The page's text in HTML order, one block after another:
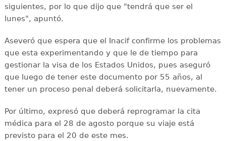
siguientes, por lo que dijo que "tendrá que ser el
lunes", apuntó.
Aseveró que espera que el Inacif confirme los problemas
que esta experimentando y que le de tiempo para
gestionar la visa de los Estados Unidos, pues aseguró
que luego de tener este documento por 55 años, al
tener un proceso penal deberá solicitarla, nuevamente.
Por último, expresó que deberá reprogramar la cita
médica para el 28 de agosto porque su viaje está
previsto para el 20 de este mes.